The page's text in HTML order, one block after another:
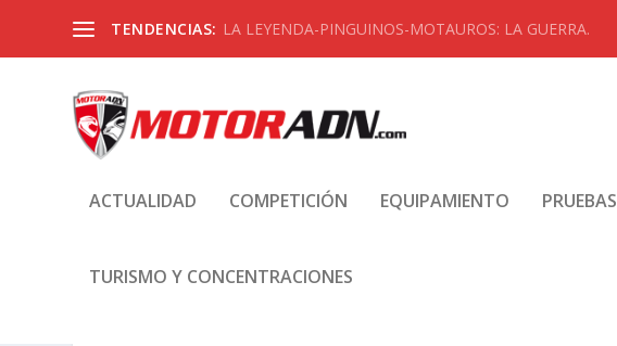
TENDENCIAS: LA LEYENDA-PINGUINOS-MOTAUROS: LA GUERRA.
ACTUALIDAD COMPETICIÓN EQUIPAMIENTO PRUEBAS
TURISMO Y CONCENTRACIONES